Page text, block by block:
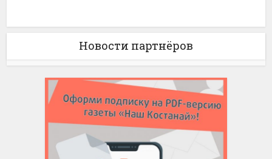
Новости партнёров